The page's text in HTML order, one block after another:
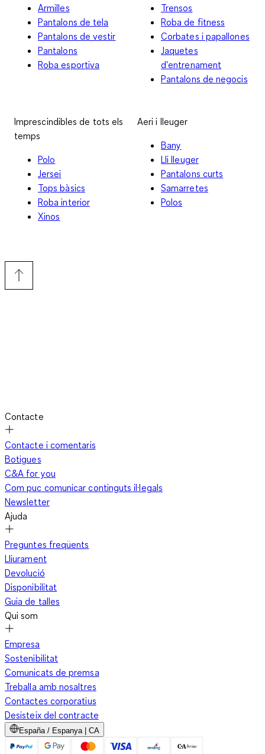
Armilles
Pantalons de tela
Pantalons de vestir
Pantalons
Roba esportiva
Trensos
Roba de fitness
Corbates i papallones
Jaquetes
d'entrenament
Pantalons de negocis
Imprescindibles de tots els
temps
Polo
Jersei
Tops bàsics
Roba interior
Xinos
Aeri i lleuger
Bany
Lli lleuger
Pantalons curts
Samarretes
Polos
Contacte
Contacte i comentaris
Botigues
C&A for you
Com puc comunicar continguts il·legals
Newsletter
Ajuda
Preguntes freqüents
Lliurament
Devolució
Disponibilitat
Guia de talles
Qui som
Empresa
Sostenibilitat
Comunicats de premsa
Treballa amb nosaltres
Contactes corporatius
Desisteix del contracte
España / Espanya | CA